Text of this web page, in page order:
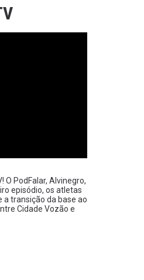
O PodFalar, Alvinegro,
episódio, os atletas
a transição da base ao
Cidade Vozão e